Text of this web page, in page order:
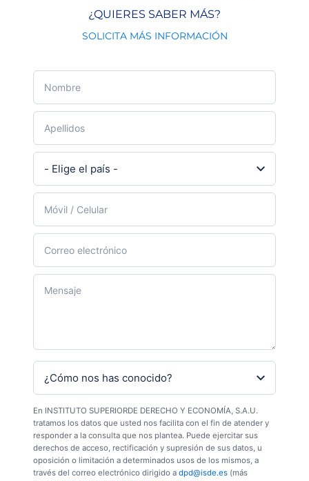
¿QUIERES SABER MÁS?
SOLICITA MÁS INFORMACIÓN
En INSTITUTO SUPERIORDE DERECHO Y ECONOMÍA, S.A.U.
tratamos los datos que usted nos facilita con el fin de atender y
responder a la consulta que nos plantea. Puede ejercitar sus
derechos de acceso, rectificación y supresión de sus datos, u
oposición o limitación a determinados usos de los mismos, a
través del correo electrónico dirigido a dpd@isde.es (más